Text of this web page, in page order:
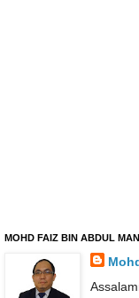
MOHD FAIZ BIN ABDUL